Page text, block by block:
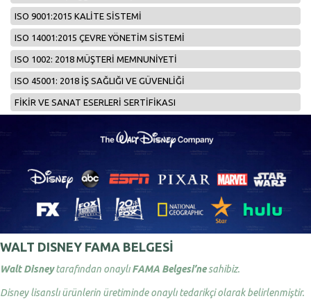
ISO 9001:2015 KALİTE SİSTEMİ
ISO 14001:2015 ÇEVRE YÖNETİM SİSTEMİ
ISO 1002: 2018 MÜŞTERİ MEMNUNİYETİ
ISO 45001: 2018 İŞ SAĞLIĞI VE GÜVENLİĞİ
FİKİR VE SANAT ESERLERİ SERTİFİKASI
WALT DISNEY FAMA BELGESİ
Walt Disneytarafından onaylıFAMA Belgesi’nesahibiz.
Disney lisanslı ürünlerin üretiminde onaylı tedarikçi olarak belirlenmiştir.